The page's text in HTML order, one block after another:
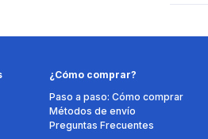
¿Cómo comprar?
Paso a paso: Cómo comprar
Métodos de envío
Preguntas Frecuentes